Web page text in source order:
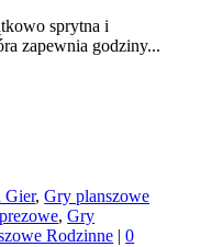
sprytna i
zapewnia godziny...
Gier,Gry planszowe
,Gry
Rodzinne |0